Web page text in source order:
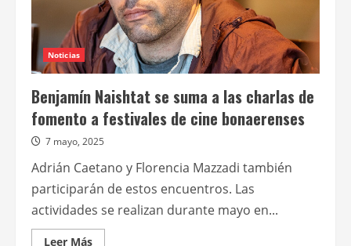
Noticias
Benjamín Naishtat se suma a las charlas de
fomento a festivales de cine bonaerenses
7 mayo, 2025
Adrián Caetano y Florencia Mazzadi también
participarán de estos encuentros. Las
actividades se realizan durante mayo en...
Leer MásLeer